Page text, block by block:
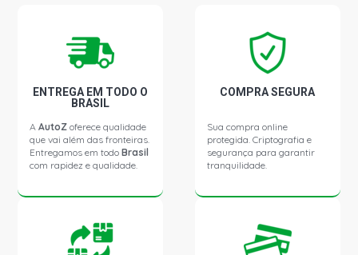
BLAZER DLX SUV 4.3 12V V6 GASOLINA (1996 - 2000)
BLAZER EXECUTIVE SUV 4.3 12V V6 GASOLINA (1997 -
BLAZER STD SUV 4.3 12V V6 GASOLINA (1996 - 2000)
ENTREGA EM TODO O
BRASIL
AAutoZ oferece qualidade
que vai além das fronteiras.
Entregamos em todoBrasil
com rapidez e qualidade.
COMPRA SEGURA
Sua compra online
protegida. Criptografia e
segurança para garantir
tranquilidade.